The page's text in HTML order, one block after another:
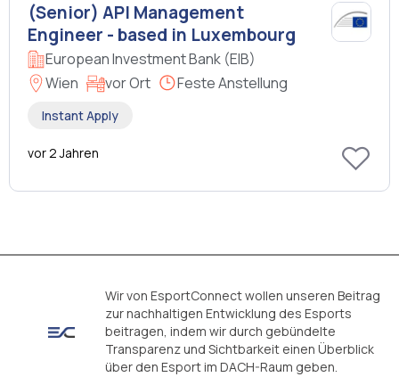
(Senior) API Management
Engineer - based in Luxembourg
European Investment Bank (EIB)
Wien
vor Ort Feste Anstellung
Instant Apply
vor 2 Jahren
Wir von EsportConnect wollen unseren Beitrag
zur nachhaltigen Entwicklung des Esports
beitragen, indem wir durch gebündelte
Transparenz und Sichtbarkeit einen Überblick
über den Esport im DACH-Raum geben.